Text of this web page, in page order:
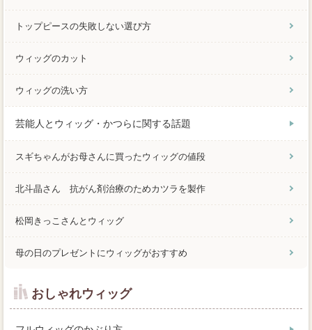
トップピースの失敗しない選び方
ウィッグのカット
ウィッグの洗い方
芸能人とウィッグ・かつらに関する話題
スギちゃんがお母さんに買ったウィッグの値段
北斗晶さん 抗がん剤治療のためカツラを製作
松岡きっこさんとウィッグ
母の日のプレゼントにウィッグがおすすめ
おしゃれウィッグ